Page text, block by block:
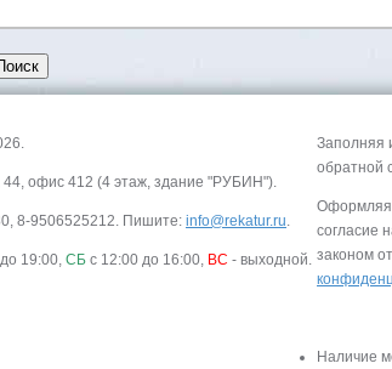
44, офис 412 (4 этаж, здание "РУБИН").
8-9506525212. Пишите: info@rekatur.ru.
19:00, СБ с 12:00 до 16:00, ВС - выходной.
Заполняя
обратной
Оформляя
согласие
законом
Наличие